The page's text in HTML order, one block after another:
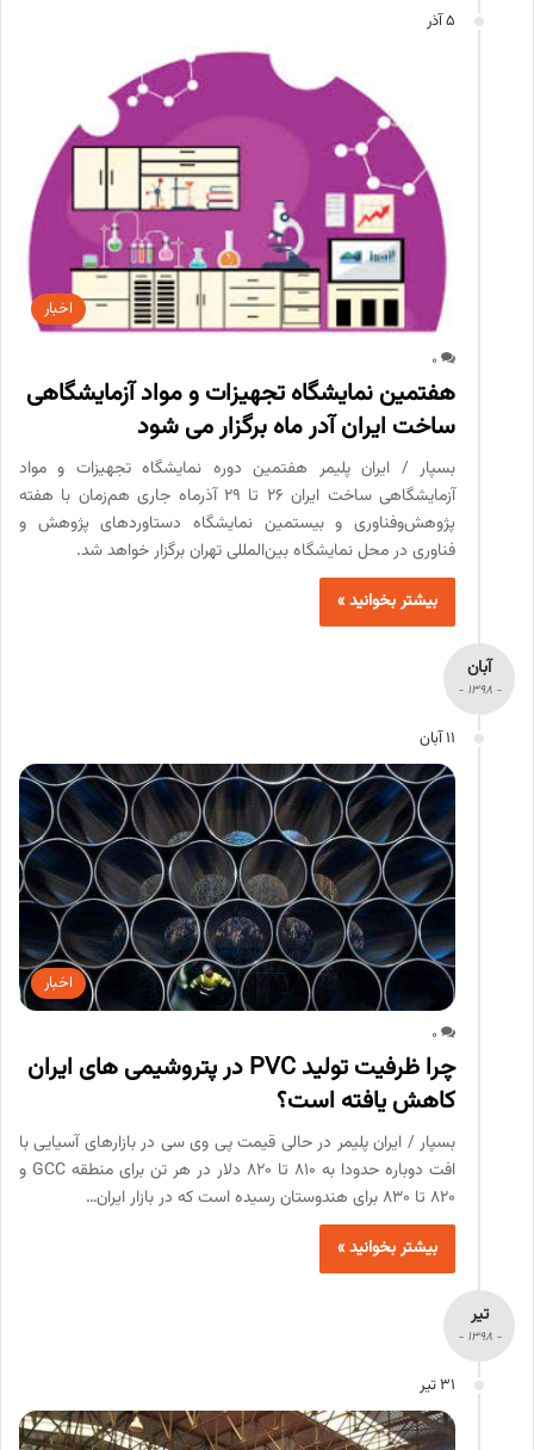
5 آذر
اخبار
0
هفتمین نمایشگاه تجهیزات و مواد آزمایشگاهی
ساخت ایران آدر ماه برگزار می شود
بسپار / ایران پلیمر هفتمین دوره نمایشگاه تجهیزات و مواد
آزمایشگاهی ساخت ایران ۲۶ تا ۲۹ آذرماه جاری هم‌زمان با هفته
پژوهش‌وفناوری و بیستمین نمایشگاه دستاوردهای پژوهش و
فناوری در محل نمایشگاه بین‌المللی تهران برگزار خواهد شد.
بیشتر بخوانید »
آبان
- 1398 -
11 آبان
اخبار
0
چرا ظرفیت تولید PVC در پتروشیمی های ایران
کاهش یافته است؟
بسپار / ایران پلیمر در حالی قیمت پی وی سی در بازارهای آسیایی با
افت دوباره حدودا به 810 تا 820 دلار در هر تن برای منطقه GCC و
820 تا 830 برای هندوستان رسیده است که در بازار ایران…
بیشتر بخوانید »
تیر
- 1398 -
31 تیر